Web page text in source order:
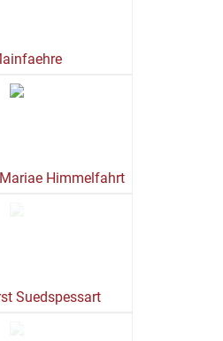
Himmelfahrt
Suedspessart